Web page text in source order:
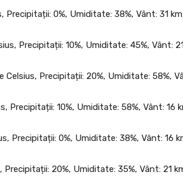
Precipitații: 0%, Umiditate: 38%, Vânt: 31
Precipitații: 10%, Umiditate: 45%, Vânt:
Celsius, Precipitații: 20%, Umiditate: 58%,
Precipitații: 10%, Umiditate: 58%, Vânt: 16
Precipitații: 0%, Umiditate: 38%, Vânt: 16
Precipitații: 20%, Umiditate: 35%, Vânt: 21